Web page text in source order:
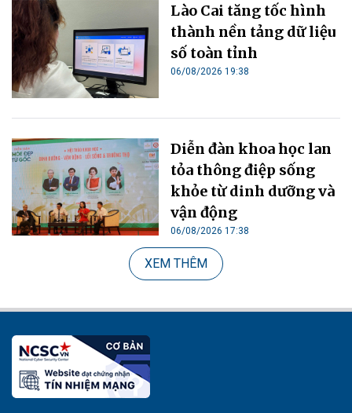
Lào Cai tăng tốc hình
thành nền tảng dữ liệu
số toàn tỉnh
06/08/2026 19:38
Diễn đàn khoa học lan
tỏa thông điệp sống
khỏe từ dinh dưỡng và
vận động
06/08/2026 17:38
XEM THÊM